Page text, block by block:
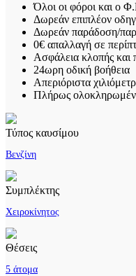
Όλοι οι φόροι και ο
Δωρεάν επιπλέον
Δωρεάν παράδοση/
0€ απαλλαγή σε
Ασφάλεια κλοπής και
24ωρη οδική βοήθεια
Απεριόριστα
Πλήρως
Τύπος καυσίμου
Βενζίνη
Συμπλέκτης
Χειροκίνητος
Θέσεις
5 άτομα